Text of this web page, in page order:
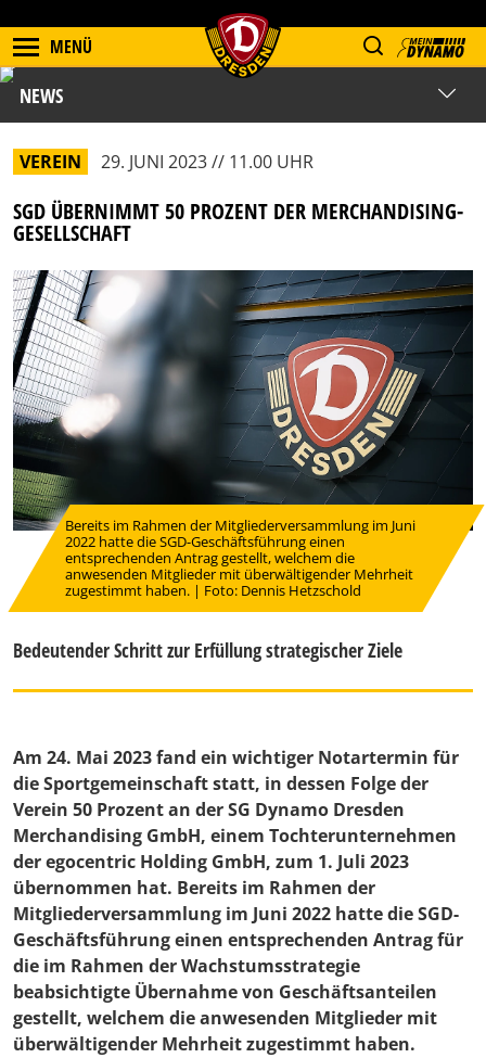
MENÜ
NEWS
VEREIN 29. JUNI 2023 // 11.00 UHR
SGD ÜBERNIMMT 50 PROZENT DER MERCHANDISING-
GESELLSCHAFT
Bereits im Rahmen der Mitgliederversammlung im Juni
2022 hatte die SGD-Geschäftsführung einen
entsprechenden Antrag gestellt, welchem die
anwesenden Mitglieder mit überwältigender Mehrheit
zugestimmt haben. | Foto: Dennis Hetzschold
Bedeutender Schritt zur Erfüllung strategischer Ziele
Am 24. Mai 2023 fand ein wichtiger Notartermin für
die Sportgemeinschaft statt, in dessen Folge der
Verein 50 Prozent an der SG Dynamo Dresden
Merchandising GmbH, einem Tochterunternehmen
der egocentric Holding GmbH, zum 1. Juli 2023
übernommen hat. Bereits im Rahmen der
Mitgliederversammlung im Juni 2022 hatte die SGD-
Geschäftsführung einen entsprechenden Antrag für
die im Rahmen der Wachstumsstrategie
beabsichtigte Übernahme von Geschäftsanteilen
gestellt, welchem die anwesenden Mitglieder mit
überwältigender Mehrheit zugestimmt haben.